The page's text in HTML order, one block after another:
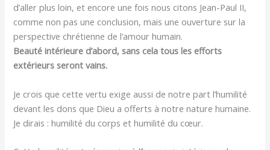
d’aller plus loin, et encore une fois nous citons Jean-Paul II,
comme non pas une conclusion, mais une ouverture sur la
perspective chrétienne de l’amour humain.
Beauté intérieure d’abord, sans cela tous les efforts
extérieurs seront vains.
Je crois que cette vertu exige aussi de notre part l’humilité
devant les dons que Dieu a offerts à notre nature humaine.
Je dirais : humilité du corps et humilité du cœur.